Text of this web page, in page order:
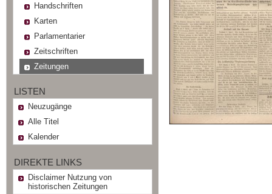
Handschriften
Karten
Parlamentarier
Zeitschriften
Zeitungen
LISTEN
Neuzugänge
Alle Titel
Kalender
DIREKTE LINKS
Disclaimer Nutzung von
historischen Zeitungen